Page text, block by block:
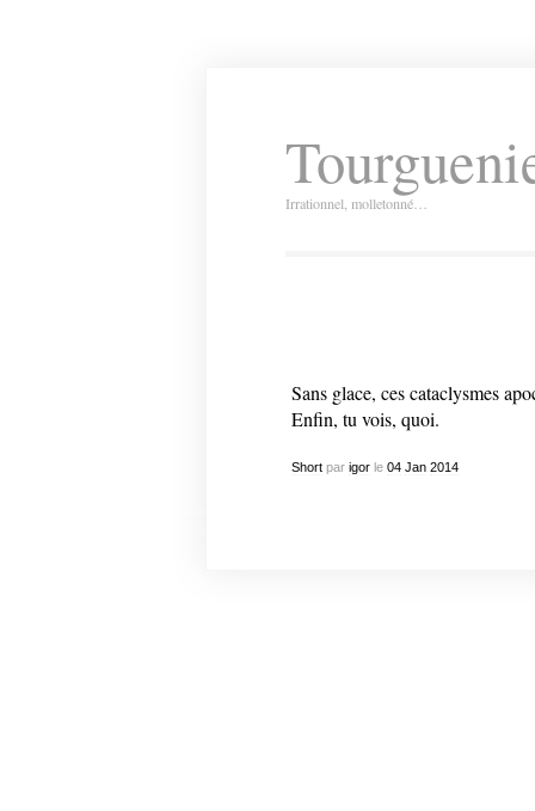
Irrationnel, molletonné…
Sans glace, ces cataclysmes
Enfin, tu vois, quoi.
Shortpar igorle 04 Jan 2014